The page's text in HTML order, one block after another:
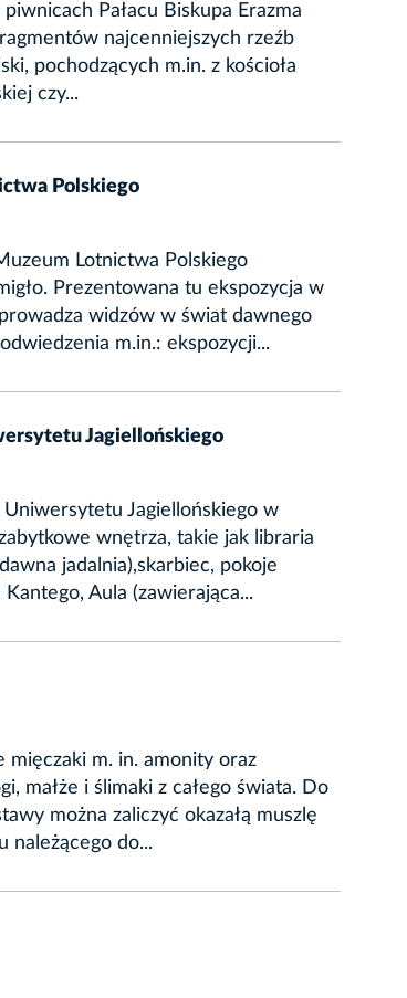
Pałacu Biskupa Erazma
najcenniejszych rzeźb
pochodzących m.in. z kościoła
czy...
Polskiego
Lotnictwa Polskiego
Prezentowana tu ekspozycja w
widzów w świat dawnego
m.in.: ekspozycji...
Jagiellońskiego
Jagiellońskiego w
wnętrza, takie jak libraria
jadalnia),skarbiec, pokoje
Aula (zawierająca...
m. in. amonity oraz
małże i ślimaki z całego świata. Do
można zaliczyć okazałą muszlę
należącego do...